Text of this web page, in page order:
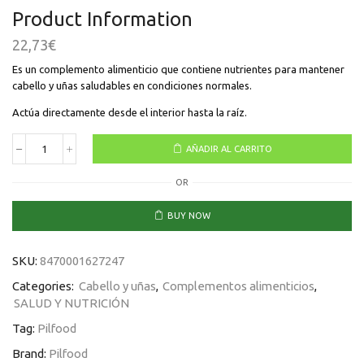
Product Information
22,73€
Es un complemento alimenticio que contiene nutrientes para mantener
cabello y uñas saludables en condiciones normales.
Actúa directamente desde el interior hasta la raíz.
Pilfood
Comprimidos
AÑADIR AL CARRITO
OR
BUY NOW
SKU: 8470001627247
Categories: Cabello y uñas, Complementos alimenticios,
SALUD Y NUTRICIÓN
Tag: Pilfood
Brand: Pilfood